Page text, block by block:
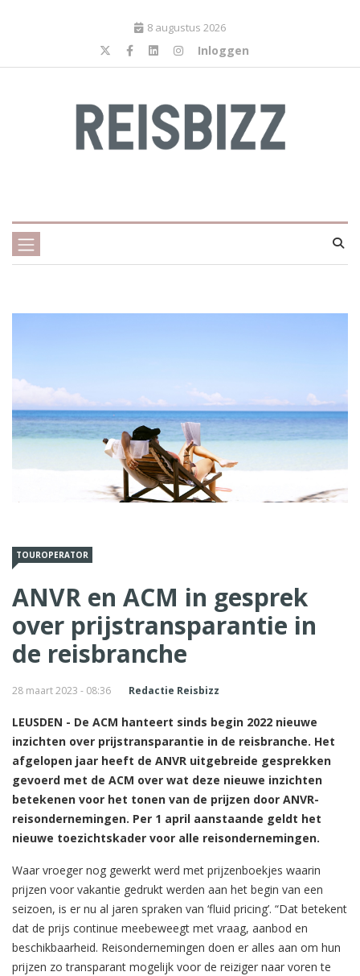
8 augustus 2026
Inloggen
TOUROPERATOR
ANVR en ACM in gesprek
over prijstransparantie in
de reisbranche
28 maart 2023 - 08:36 Redactie Reisbizz
LEUSDEN - De ACM hanteert sinds begin 2022 nieuwe
inzichten over prijstransparantie in de reisbranche. Het
afgelopen jaar heeft de ANVR uitgebreide gesprekken
gevoerd met de ACM over wat deze nieuwe inzichten
betekenen voor het tonen van de prijzen door ANVR-
reisondernemingen. Per 1 april aanstaande geldt het
nieuwe toezichtskader voor alle reisondernemingen.
Waar vroeger nog gewerkt werd met prijzenboekjes waarin
prijzen voor vakantie gedrukt werden aan het begin van een
seizoen, is er nu al jaren spraken van ‘fluid pricing’. “Dat betekent
dat de prijs continue meebeweegt met vraag, aanbod en
beschikbaarheid. Reisondernemingen doen er alles aan om hun
prijzen zo transparant mogelijk voor de reiziger naar voren te